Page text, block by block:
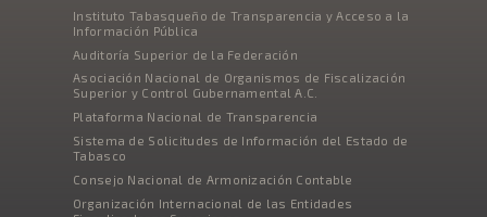
Instituto Tabasqueño de Transparencia y Acceso a la
Información Pública
Auditoría Superior de la Federación
Asociación Nacional de Organismos de Fiscalización
Superior y Control Gubernamental A.C.
Plataforma Nacional de Transparencia
Sistema de Solicitudes de Información del Estado de
Tabasco
Consejo Nacional de Armonización Contable
Organización Internacional de las Entidades